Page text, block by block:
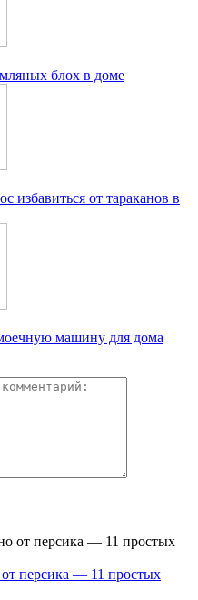
блох в доме
избавиться от тараканов в
машину для дома
персика — 11 простых